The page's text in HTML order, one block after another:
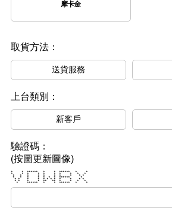
摩卡金
取貨方法：
送貨服務
上台類別：
新客戶
驗證碼：
(按圖更新圖像)
* * ****** * * ****** * *
* * * * * * * * * *
* * * * * * * * * *
* * * * * * * ****** *
* * * * * * * * * * * *
* * * * ** ** * * * *
* ****** * * ****** * *